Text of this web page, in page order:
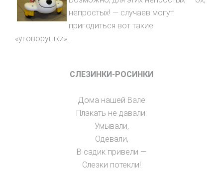
непростых! — случаев могут
пригодиться вот такие
«уговорушки».
СЛЕЗИНКИ-РОСИНКИ
Дома нашей Вале
Плакать не давали:
Умывали,
Одевали,
В садик привели —
Слезки потекли!